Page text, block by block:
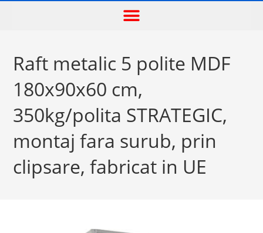
Raft metalic 5 polite MDF
180x90x60 cm,
350kg/polita STRATEGIC,
montaj fara surub, prin
clipsare, fabricat in UE